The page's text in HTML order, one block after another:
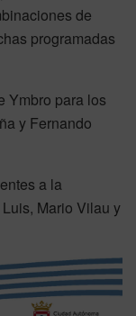
de
programadas
Ymbro para los
y Fernando
a la
Mario Vilau y